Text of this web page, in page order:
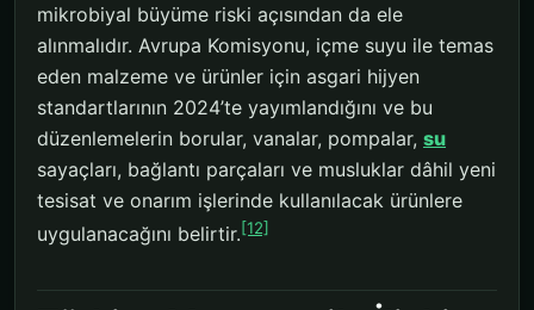
mikrobiyal büyüme riski açısından da ele
alınmalıdır. Avrupa Komisyonu, içme suyu ile temas
eden malzeme ve ürünler için asgari hijyen
standartlarının 2024’te yayımlandığını ve bu
düzenlemelerin borular, vanalar, pompalar, su
sayaçları, bağlantı parçaları ve musluklar dâhil yeni
tesisat ve onarım işlerinde kullanılacak ürünlere
uygulanacağını belirtir.[12]